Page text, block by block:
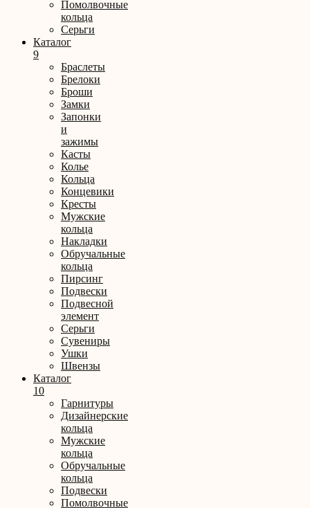
Помолвочные
кольца
Серьги
Каталог
9
Браслеты
Брелоки
Броши
Замки
Запонки
и
зажимы
Касты
Колье
Кольца
Концевики
Кресты
Мужские
кольца
Накладки
Обручальные
кольца
Пирсинг
Подвески
Подвесной
элемент
Серьги
Сувениры
Ушки
Швензы
Каталог
10
Гарнитуры
Дизайнерские
кольца
Мужские
кольца
Обручальные
кольца
Подвески
Помолвочные